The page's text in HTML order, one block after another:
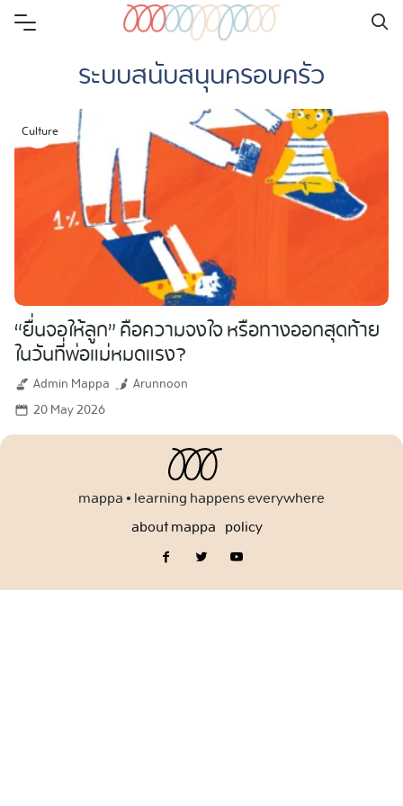
Skip
for:
ระบบสนับสนุนครอบครัว
Culture
“ยื่นจอให้ลูก” คือความจงใจ หรือทางออกสุดท้าย
ในวันที่พ่อแม่หมดแรง?
Admin Mappa
Arunnoon
20 May 2026
mappa • learning happens everywhere
about mappa policy